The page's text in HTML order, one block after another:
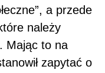
a przede
należy
Mając to na
zapytać o